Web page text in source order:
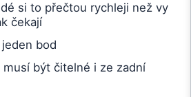
si to přečtou rychleji než vy
čekají
bod
být čitelné i ze zadní